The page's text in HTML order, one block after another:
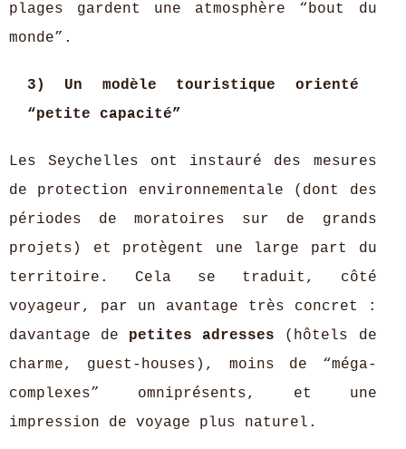
plages gardent une atmosphère “bout du
monde”.
3) Un modèle touristique orienté
“petite capacité”
Les Seychelles ont instauré des mesures
de protection environnementale (dont des
périodes de moratoires sur de grands
projets) et protègent une large part du
territoire. Cela se traduit, côté
voyageur, par un avantage très concret :
davantage de petites adresses (hôtels de
charme, guest-houses), moins de “méga-
complexes” omniprésents, et une
impression de voyage plus naturel.